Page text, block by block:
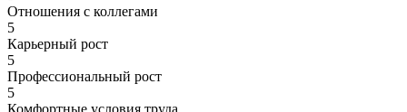
Отношения с коллегами
5
Карьерный рост
5
Профессиональный рост
5
Комфортные условия труда